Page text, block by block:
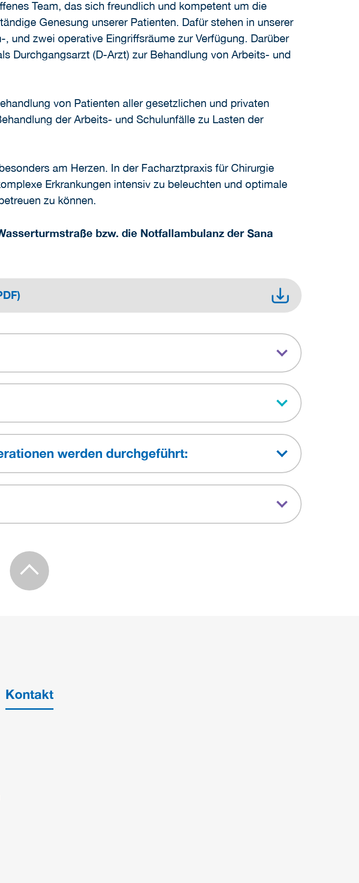
Team, das sich freundlich und kompetent um die
Genesung unserer Patienten. Dafür stehen in unserer
und zwei operative Eingriffsräume zur Verfügung. Darüber
Durchgangsarzt (D-Arzt) zur Behandlung von Arbeits- und
von Patienten aller gesetzlichen und privaten
der Arbeits- und Schulunfälle zu Lasten der
am Herzen. In der Facharztpraxis für Chirurgie
Erkrankungen intensiv zu beleuchten und optimale
zu können.
bzw. die Notfallambulanz der Sana
werden durchgeführt:
Kontakt